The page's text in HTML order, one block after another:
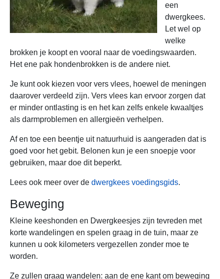
een
dwergkees.
Let wel op
welke
brokken je koopt en vooral naar de voedingswaarden.
Het ene pak hondenbrokken is de andere niet.
Je kunt ook kiezen voor vers vlees, hoewel de meningen
daarover verdeeld zijn. Vers vlees kan ervoor zorgen dat
er minder ontlasting is en het kan zelfs enkele kwaaltjes
als darmproblemen en allergieën verhelpen.
Af en toe een beentje uit natuurhuid is aangeraden dat is
goed voor het gebit. Belonen kun je een snoepje voor
gebruiken, maar doe dit beperkt.
Lees ook meer over de dwergkees voedingsgids.
Beweging
Kleine keeshonden en Dwergkeesjes zijn tevreden met
korte wandelingen en spelen graag in de tuin, maar ze
kunnen u ook kilometers vergezellen zonder moe te
worden.
Ze zullen graag wandelen: aan de ene kant om beweging